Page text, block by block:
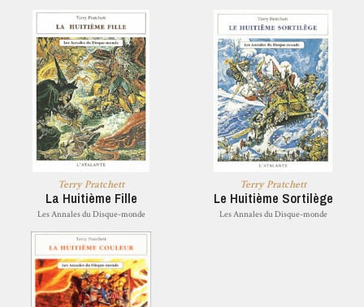
Terry Pratchett
La Huitième Fille
Les Annales du Disque-monde
Terry Pratchett
Le Huitième Sortilège
Les Annales du Disque-monde